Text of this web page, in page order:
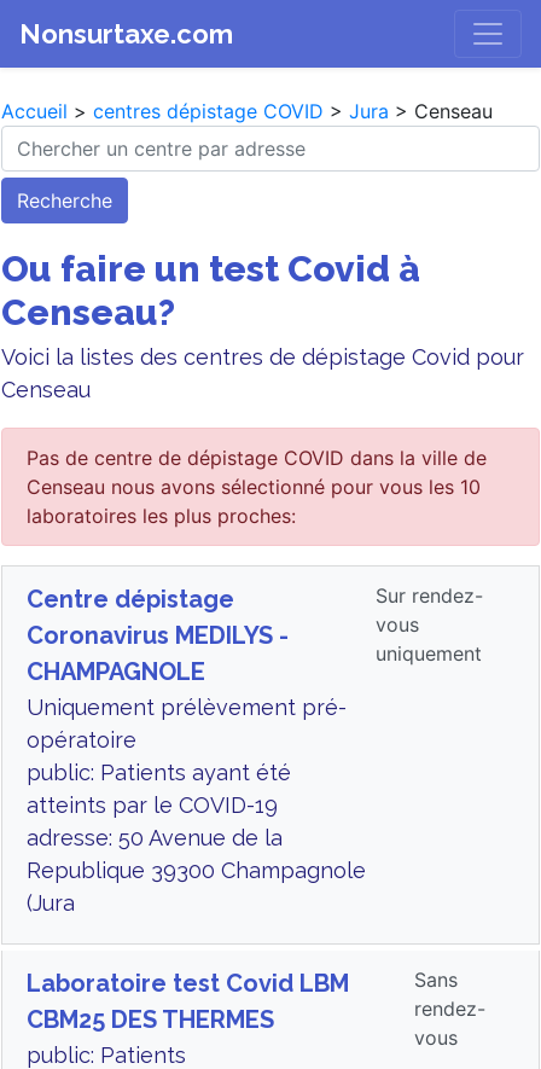
Nonsurtaxe.com
Accueil > centres dépistage COVID > Jura > Censeau
Recherche
Ou faire un test Covid à
Censeau?
Voici la listes des centres de dépistage Covid pour
Censeau
Pas de centre de dépistage COVID dans la ville de
Censeau nous avons sélectionné pour vous les 10
laboratoires les plus proches:
Centre dépistage
Coronavirus MEDILYS -
CHAMPAGNOLE
Uniquement prélèvement pré-
opératoire
public: Patients ayant été
atteints par le COVID-19
adresse: 50 Avenue de la
Republique 39300 Champagnole
(Jura
Sur rendez-
vous
uniquement
Laboratoire test Covid LBM
CBM25 DES THERMES
public: Patients
Sans
rendez-
vous